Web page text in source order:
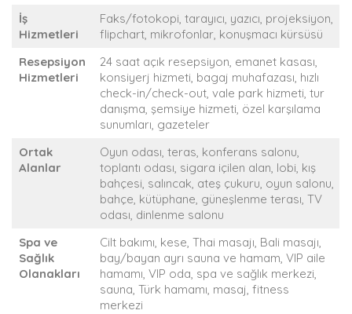
İş
Hizmetleri
Faks/fotokopi, tarayıcı, yazıcı, projeksiyon,
flipchart, mikrofonlar, konuşmacı kürsüsü
Resepsiyon
Hizmetleri
24 saat açık resepsiyon, emanet kasası,
konsiyerj hizmeti, bagaj muhafazası, hızlı
check-in/check-out, vale park hizmeti, tur
danışma, şemsiye hizmeti, özel karşılama
sunumları, gazeteler
Ortak
Alanlar
Oyun odası, teras, konferans salonu,
toplantı odası, sigara içilen alan, lobi, kış
bahçesi, salıncak, ateş çukuru, oyun salonu,
bahçe, kütüphane, güneşlenme terası, TV
odası, dinlenme salonu
Spa ve
Sağlık
Olanakları
Cilt bakımı, kese, Thai masajı, Bali masajı,
bay/bayan ayrı sauna ve hamam, VIP aile
hamamı, VIP oda, spa ve sağlık merkezi,
sauna, Türk hamamı, masaj, fitness
merkezi